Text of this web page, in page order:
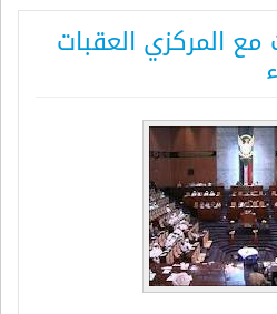
مع المركزي العقبات